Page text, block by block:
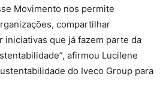
Movimento nos permite
compartilhar
iniciativas que já fazem parte da
afirmou Lucilene
do Iveco Group para